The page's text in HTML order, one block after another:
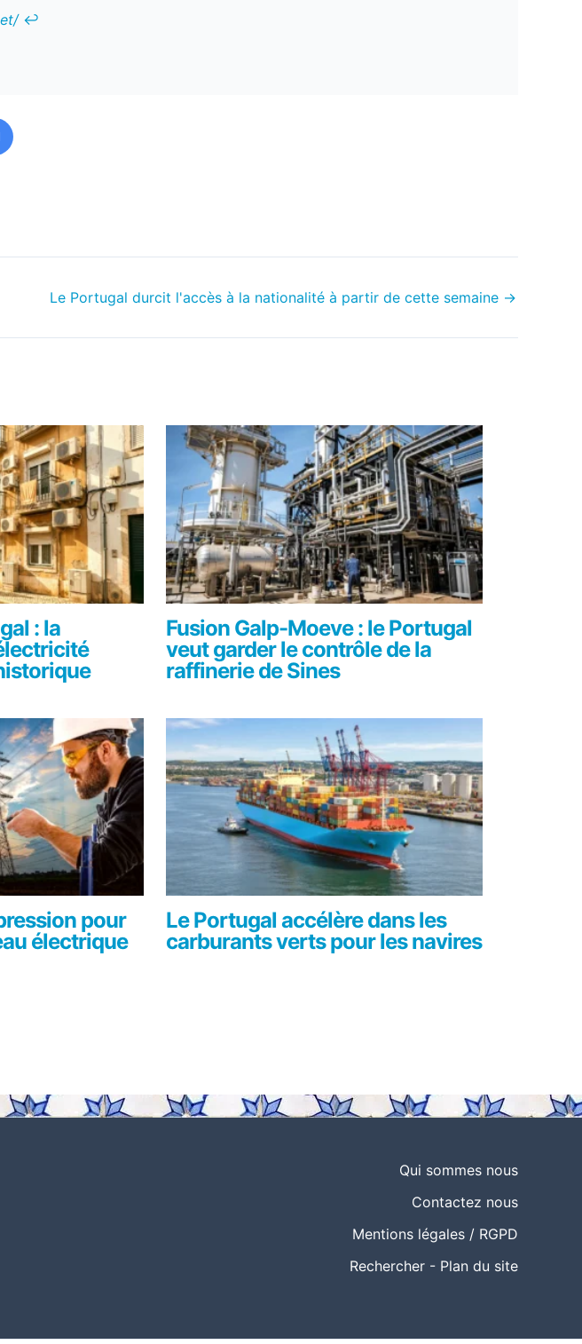
↩︎
Le Portugal durcit l'accès à la nationalité à partir de cette semaine →
: la
Fusion Galp-Moeve : le Portugal
veut garder le contrôle de la
raffinerie de Sines
pour
électrique
Le Portugal accélère dans les
carburants verts pour les navires
Qui sommes nous
Contactez nous
Mentions légales / RGPD
Rechercher - Plan du site